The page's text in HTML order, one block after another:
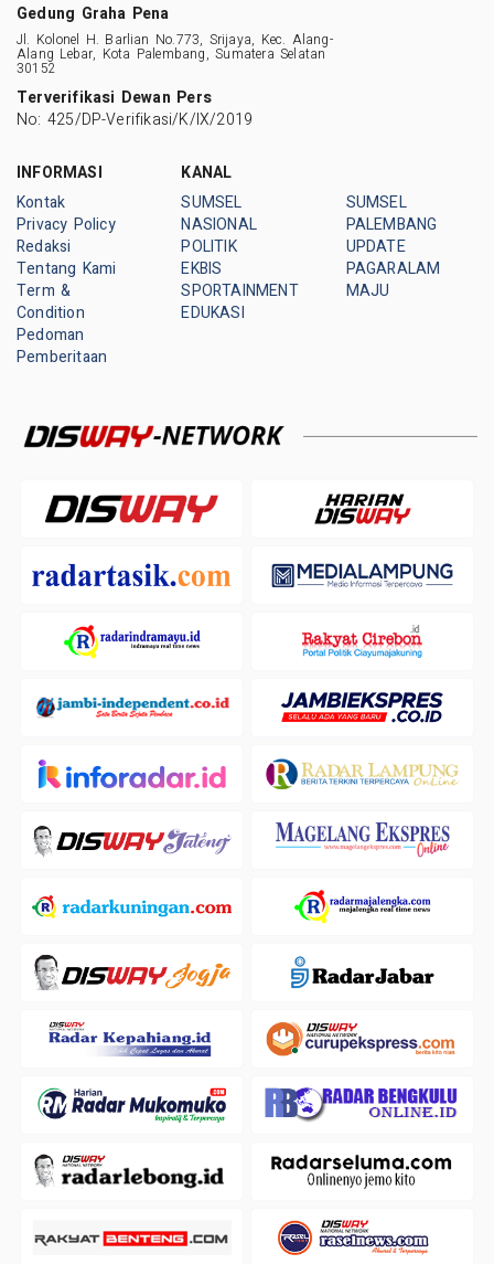
Gedung Graha Pena
Jl. Kolonel H. Barlian No.773, Srijaya, Kec. Alang-
Alang Lebar, Kota Palembang, Sumatera Selatan
30152
Terverifikasi Dewan Pers
No: 425/DP-Verifikasi/K/IX/2019
INFORMASI
Kontak
Privacy Policy
Redaksi
Tentang Kami
Term &
Condition
Pedoman
Pemberitaan
KANAL
SUMSEL
NASIONAL
POLITIK
EKBIS
SPORTAINMENT
EDUKASI
SUMSEL
PALEMBANG
UPDATE
PAGARALAM
MAJU